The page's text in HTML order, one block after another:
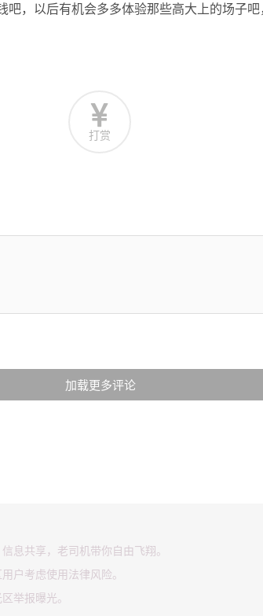
，以后有机会多多体验那些高大上的场子吧
打赏
加载更多评论
息共享，老司机带你自由飞翔。
户考虑使用法律风险。
举报曝光。